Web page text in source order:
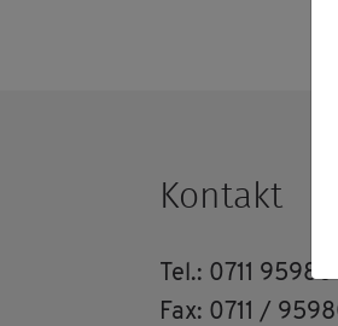
Kon­takt
Tel.: 0711 95980
Fax: 0711 /